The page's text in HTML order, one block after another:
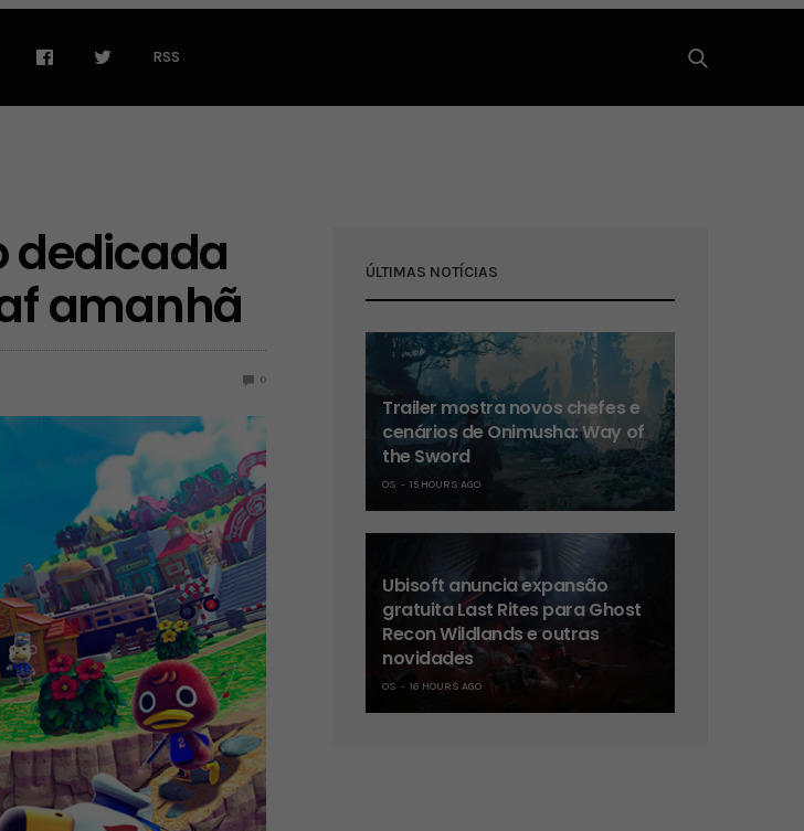
RSS
dedicada
amanhã
0
ÚLTIMAS NOTÍCIAS
Trailer mostra novos chefes e
cenários de Onimusha: Way of
the Sword
OS 15 HOURS AGO
Ubisoft anuncia expansão
gratuita Last Rites para Ghost
Recon Wildlands e outras
novidades
OS 16 HOURS AGO